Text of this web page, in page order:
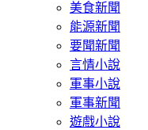
美食新聞
能源新聞
要聞新聞
言情小說
軍事小說
軍事新聞
遊戲小說